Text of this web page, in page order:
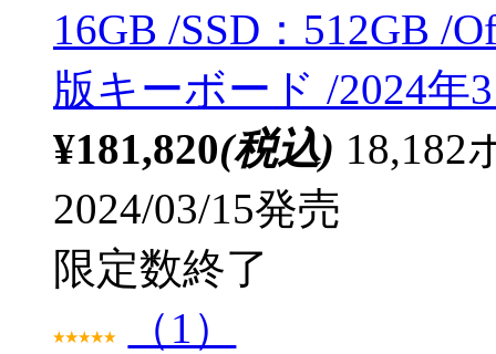
16GB /SSD：512GB /
版キーボード /2024年
¥181,820(税込) 18,182
2024/03/15発売
限定数終了
（1）